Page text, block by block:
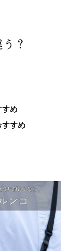
？
すめ
すめ